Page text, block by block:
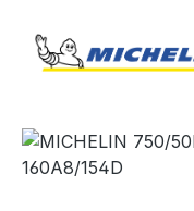
Bildergalerie